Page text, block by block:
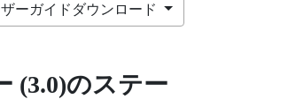
ーガイドダウンロード
(3.0)のステー